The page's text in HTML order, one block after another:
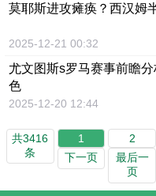
莫耶斯进攻瘫痪？西汉姆
2025-12-21 00:32
尤文图斯s罗马赛事前瞻
色
2025-12-20 12:44
共3416
条
1 2
下一页
最后一
页